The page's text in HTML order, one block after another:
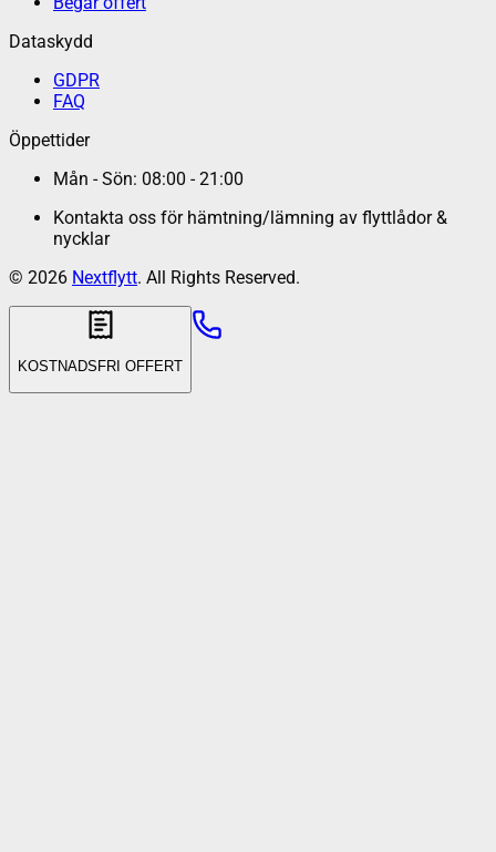
Dataskydd
GDPR
FAQ
Öppettider
Mån - Sön: 08:00 - 21:00
Kontakta oss för hämtning/lämning av flyttlådor &
nycklar
© 2026 Nextflytt. All Rights Reserved.
KOSTNADSFRI OFFERT